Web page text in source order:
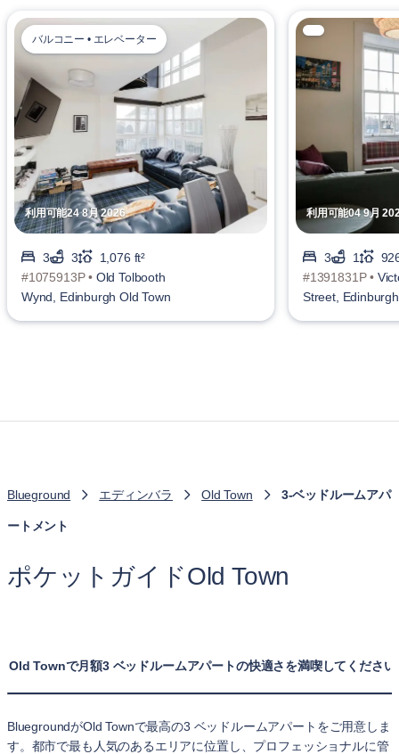
利用可能24 8月 2026
バルコニー • エレベーター
3 3
1,076 ft²
#1075913P • Old Tolbooth
Wynd, Edinburgh Old Town
利用可能04 9月
3 1
#1391831P •
Street,
Blueground エディンバラ Old Town 3-ベッドルームアパ
ートメント
ポケットガイドOld Town
Old Townで月額3 ベッドルームアパートの快適さを満喫してください
BluegroundがOld Townで最高の3 ベッドルームアパートをご用意しま
す。都市で最も人気のあるエリアに位置し、プロフェッショナルに管